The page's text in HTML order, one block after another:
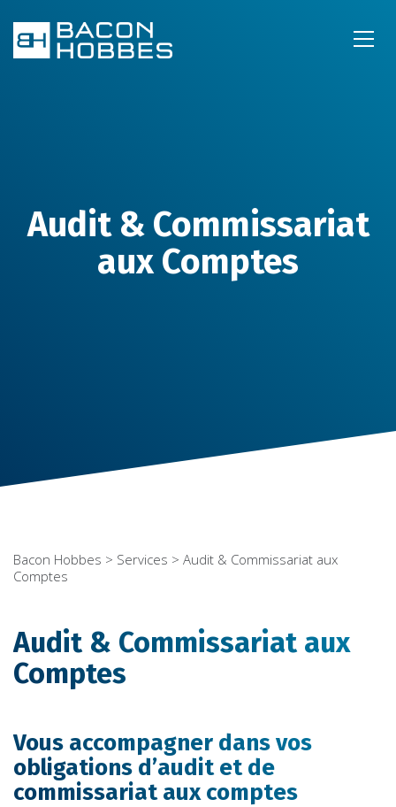
Audit & Commissariat
aux Comptes
Bacon Hobbes > Services > Audit & Commissariat aux
Comptes
Audit & Commissariat aux
Comptes
Vous accompagner dans vos
obligations d’audit et de
commissariat aux comptes